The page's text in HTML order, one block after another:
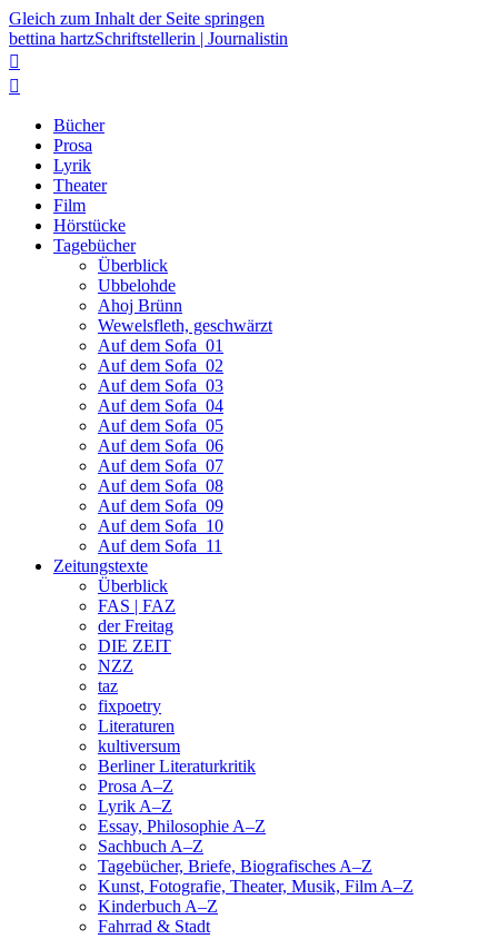
Gleich zum Inhalt der Seite springen
bettina hartzSchriftstellerin | Journalistin


Bücher
Prosa
Lyrik
Theater
Film
Hörstücke
Tagebücher
Überblick
Ubbelohde
Ahoj Brünn
Wewelsfleth, geschwärzt
Auf dem Sofa_01
Auf dem Sofa_02
Auf dem Sofa_03
Auf dem Sofa_04
Auf dem Sofa_05
Auf dem Sofa_06
Auf dem Sofa_07
Auf dem Sofa_08
Auf dem Sofa_09
Auf dem Sofa_10
Auf dem Sofa_11
Zeitungstexte
Überblick
FAS | FAZ
der Freitag
DIE ZEIT
NZZ
taz
fixpoetry
Literaturen
kultiversum
Berliner Literaturkritik
Prosa A–Z
Lyrik A–Z
Essay, Philosophie A–Z
Sachbuch A–Z
Tagebücher, Briefe, Biografisches A–Z
Kunst, Fotografie, Theater, Musik, Film A–Z
Kinderbuch A–Z
Fahrrad & Stadt